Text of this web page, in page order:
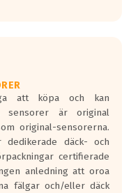
varaatt köpa och kan
sensorer är original
original-sensorerna.
däck- och
certifierade
anledning att oroa
fälgar och/eller däck